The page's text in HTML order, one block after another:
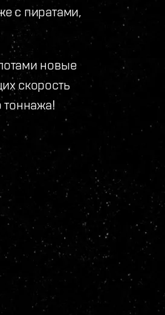
с пиратами,
новые
скорость
тоннажа!